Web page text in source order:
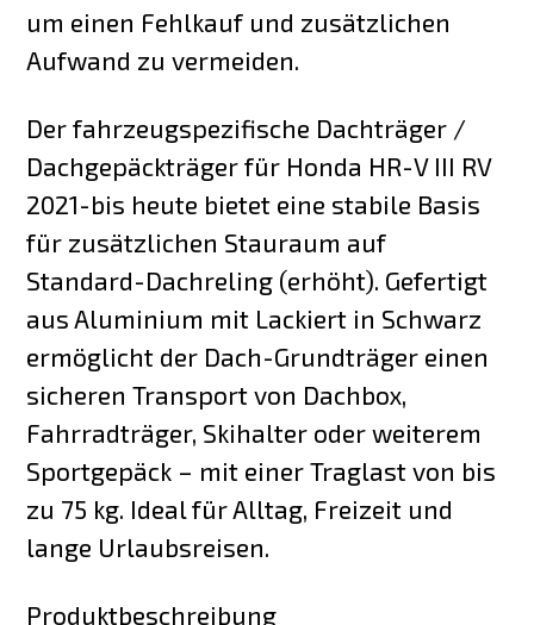
um einen Fehlkauf und zusätzlichen
Aufwand zu vermeiden.
Der fahrzeugspezifische Dachträger /
Dachgepäckträger für Honda HR-V III RV
2021-bis heute bietet eine stabile Basis
für zusätzlichen Stauraum auf
Standard-Dachreling (erhöht). Gefertigt
aus Aluminium mit Lackiert in Schwarz
ermöglicht der Dach-Grundträger einen
sicheren Transport von Dachbox,
Fahrradträger, Skihalter oder weiterem
Sportgepäck – mit einer Traglast von bis
zu 75 kg. Ideal für Alltag, Freizeit und
lange Urlaubsreisen.
Produktbeschreibung